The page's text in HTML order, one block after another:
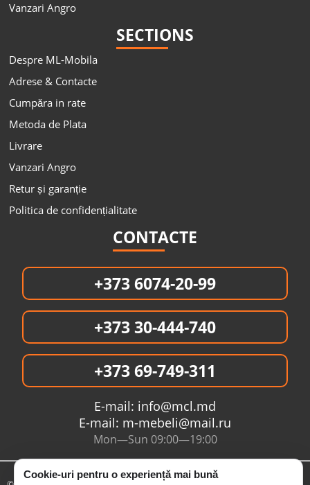
Vanzari Angro
SECTIONS
Despre ML-Mobila
Adrese & Contacte
Cumpăra in rate
Metoda de Plata
Livrare
Vanzari Angro
Retur și garanție
Politica de confidențialitate
CONTACTE
+373 6074-20-99
+373 30-444-740
+373 69-749-311
E-mail: info@mcl.md
E-mail: m-mebeli@mail.ru
Mon—Sun 09:00—19:00
Cookie-uri pentru o experiență mai bună